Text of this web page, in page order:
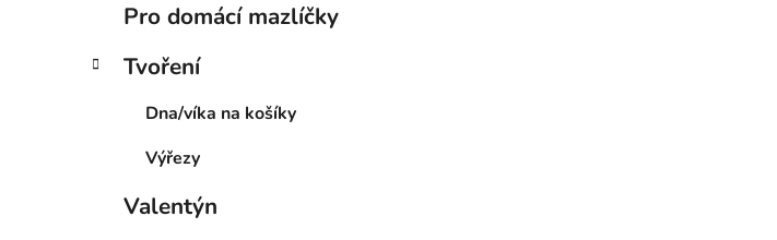
Pro domácí mazlíčky
Tvoření
Dna/víka na košíky
Výřezy
Valentýn